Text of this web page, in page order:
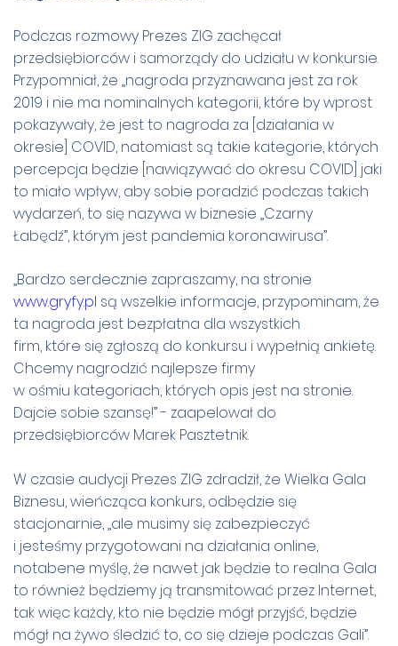
Podczas rozmowy Prezes ZIG zachęcał
przedsiębiorców i samorządy do udziału w konkursie.
Przypomniał, że „nagroda przyznawana jest za rok
2019 i nie ma nominalnych kategorii, które by wprost
pokazywały, że jest to nagroda za [działania w
okresie] COVID, natomiast są takie kategorie, których
percepcja będzie [nawiązywać do okresu COVID] jaki
to miało wpływ, aby sobie poradzić podczas takich
wydarzeń, to się nazywa w biznesie „Czarny
Łabędź”, którym jest pandemia koronawirusa”.
„Bardzo serdecznie zapraszamy, na stronie
www.gryfy.pl są wszelkie informacje, przypominam, że
ta nagroda jest bezpłatna dla wszystkich
firm, które się zgłoszą do konkursu i wypełnią ankietę.
Chcemy nagrodzić najlepsze firmy
w ośmiu kategoriach, których opis jest na stronie.
Dajcie sobie szansę!” - zaapelował do
przedsiębiorców Marek Pasztetnik.
W czasie audycji Prezes ZIG zdradził, że Wielka Gala
Biznesu, wieńcząca konkurs, odbędzie się
stacjonarnie, „ale musimy się zabezpieczyć
i jesteśmy przygotowani na działania online,
notabene myślę, że nawet jak będzie to realna Gala
to również będziemy ją transmitować przez Internet,
tak więc każdy, kto nie będzie mógł przyjść, będzie
mógł na żywo śledzić to, co się dzieje podczas Gali”.